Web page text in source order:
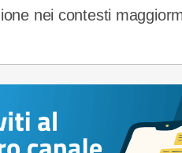
nei contesti